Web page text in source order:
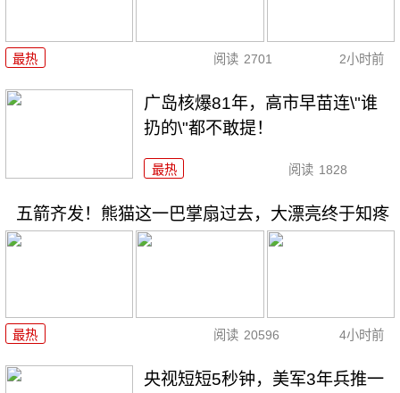
最热 阅读 2701 2小时前
广岛核爆81年，高市早苗连\"谁
扔的\"都不敢提！
最热 阅读 1828
五箭齐发！熊猫这一巴掌扇过去，大漂亮终于知疼
最热 阅读 20596 4小时前
央视短短5秒钟，美军3年兵推一